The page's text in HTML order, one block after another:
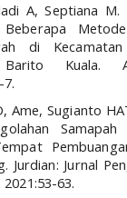
A, Septiana M.
Metode
di
Barito Kuala.
Ame, Sugianto
Jurdian: Jurnal
63.